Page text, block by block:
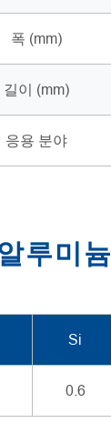
폭 (mm)
길이 (mm)
응용 분야
루미
Si
0.6